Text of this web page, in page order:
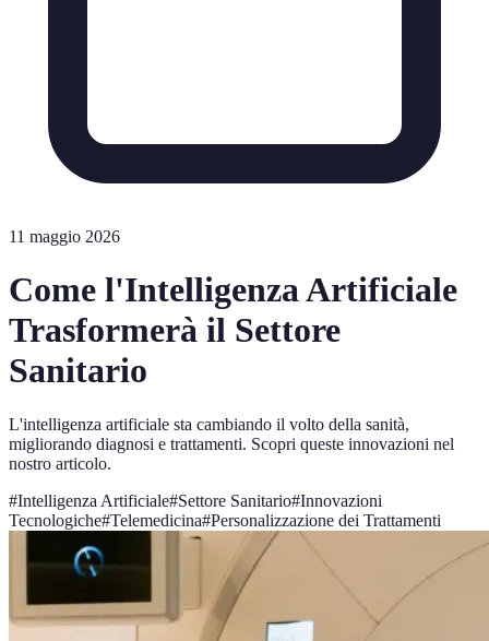
11 maggio 2026
Come l'Intelligenza Artificiale
Trasformerà il Settore
Sanitario
L'intelligenza artificiale sta cambiando il volto della sanità,
migliorando diagnosi e trattamenti. Scopri queste innovazioni nel
nostro articolo.
#Intelligenza Artificiale#Settore Sanitario#Innovazioni
Tecnologiche#Telemedicina#Personalizzazione dei Trattamenti